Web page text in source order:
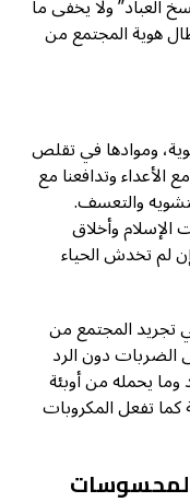
العباد” ولا يخفى ما
هوية المجتمع من
وموادها في تقلص
وتدافعنا مع
والتعسف.
وأخلاق
لم تخدش الحياء
تجريد المجتمع من
الضربات دون الرد
يحمله من أوبئة
تفعل المكروبات